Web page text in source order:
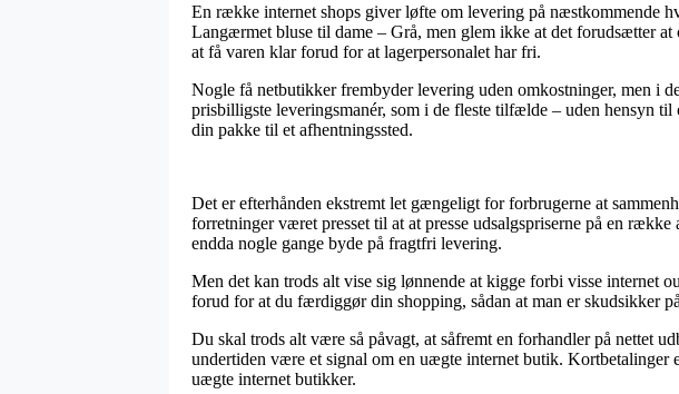
En række internet shops giver løfte om levering på næstkommende
Langærmet bluse til dame – Grå, men glem ikke at det forudsætter
at få varen klar forud for at lagerpersonalet har fri.
Nogle få netbutikker frembyder levering uden omkostninger, men i
prisbilligste leveringsmanér, som i de fleste tilfælde – uden hensyn
din pakke til et afhentningssted.
Det er efterhånden ekstremt let gængeligt for forbrugerne at
forretninger været presset til at at presse udsalgspriserne på en
endda nogle gange byde på fragtfri levering.
Men det kan trods alt vise sig lønnende at kigge forbi visse
forud for at du færdiggør din shopping, sådan at man er skudsikker
Du skal trods alt være så påvagt, at såfremt en forhandler på nettet
undertiden være et signal om en uægte internet butik.
uægte internet butikker.